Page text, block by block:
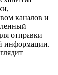
каналов и
отправки
информации.